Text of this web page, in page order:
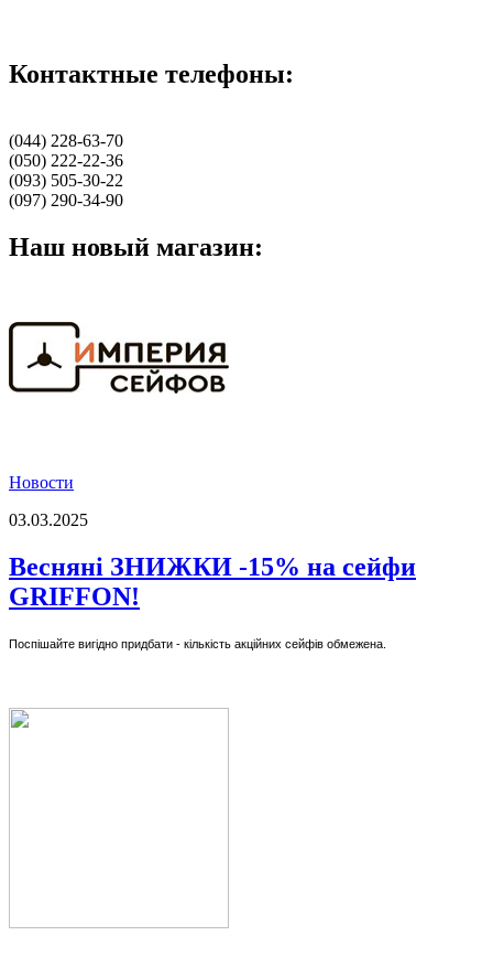
Контактные телефоны:
(044) 228-63-70
(050) 222-22-36
(093) 505-30-22
(097) 290-34-90
Наш новый магазин:
Новости
03.03.2025
Весняні ЗНИЖКИ -15% на сейфи
GRIFFON!
Поспішайте вигідно придбати - кількість акційних сейфів обмежена.